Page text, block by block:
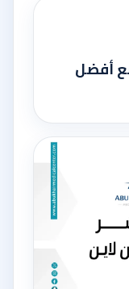
أفضل